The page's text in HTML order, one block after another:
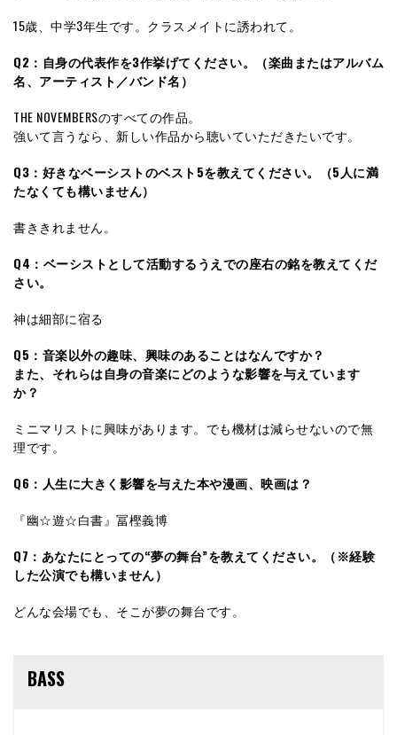
15歳、中学3年生です。クラスメイトに誘われて。
Q2：自身の代表作を3作挙げてください。（楽曲またはアルバム
名、アーティスト／バンド名）
THE NOVEMBERSのすべての作品。
強いて言うなら、新しい作品から聴いていただきたいです。
Q3：好きなベーシストのベスト5を教えてください。（5人に満
たなくても構いません）
書ききれません。
Q4：ベーシストとして活動するうえでの座右の銘を教えてくだ
さい。
神は細部に宿る
Q5：音楽以外の趣味、興味のあることはなんですか？
また、それらは自身の音楽にどのような影響を与えています
か？
ミニマリストに興味があります。でも機材は減らせないので無
理です。
Q6：人生に大きく影響を与えた本や漫画、映画は？
『幽☆遊☆白書』冨樫義博
Q7：あなたにとっての“夢の舞台”を教えてください。（※経験
した公演でも構いません）
どんな会場でも、そこが夢の舞台です。
BASS